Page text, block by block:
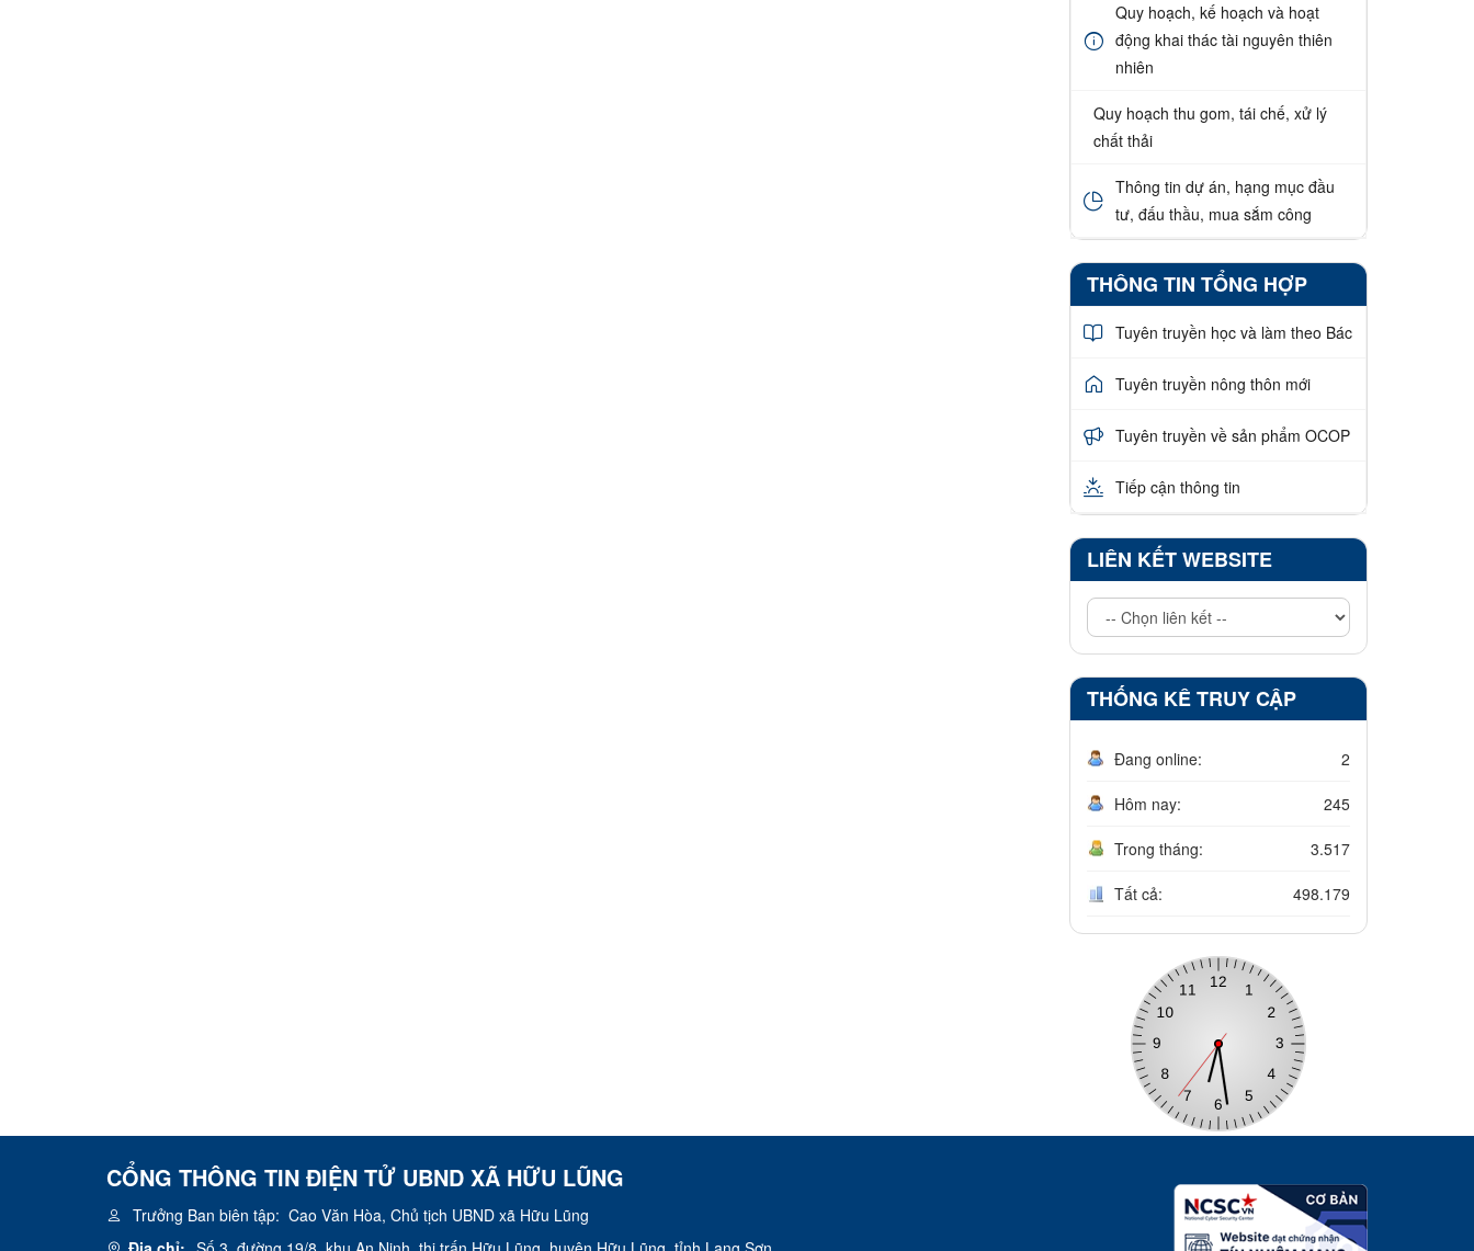
Quy hoạch, kế hoạch và hoạt
động khai thác tài nguyên thiên
nhiên
Quy hoạch thu gom, tái chế, xử lý
chất thải
Thông tin dự án, hạng mục đầu
tư, đấu thầu, mua sắm công
THÔNG TIN TỔNG HỢP
Tuyên truyền học và làm theo Bác
Tuyên truyền nông thôn mới
Tuyên truyền về sản phẩm OCOP
Tiếp cận thông tin
LIÊN KẾT WEBSITE
THỐNG KÊ TRUY CẬP
Đang online: 2
Hôm nay: 245
Trong tháng: 3.517
Tất cả: 498.179
CỔNG THÔNG TIN ĐIỆN TỬ UBND XÃ HỮU LŨNG
Trưởng Ban biên tập: Cao Văn Hòa, Chủ tịch UBND xã Hữu Lũng